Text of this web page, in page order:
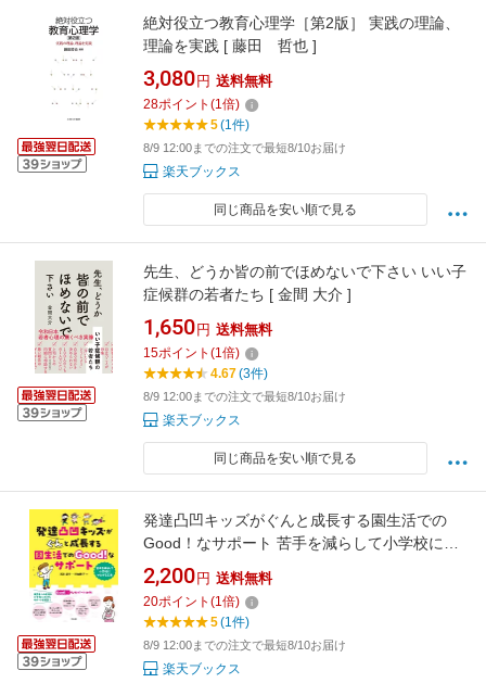
絶対役立つ教育心理学［第2版］ 実践の理論、
理論を実践 [ 藤田 哲也 ]
3,080 円 送料無料
28ポイント (1倍)
5(1件)
8/9 12:00までの注文で最短8/10お届け
楽天ブックス
同じ商品を安い順で見る
先生、どうか皆の前でほめないで下さい いい子
症候群の若者たち [ 金間 大介 ]
1,650 円 送料無料
15ポイント (1倍)
4.67(3件)
8/9 12:00までの注文で最短8/10お届け
楽天ブックス
同じ商品を安い順で見る
発達凸凹キッズがぐんと成長する園生活での
Good！なサポート 苦手を減らして小学校につ
なげる工夫 [ 石川道子 ]
2,200 円 送料無料
20ポイント (1倍)
5(1件)
8/9 12:00までの注文で最短8/10お届け
楽天ブックス